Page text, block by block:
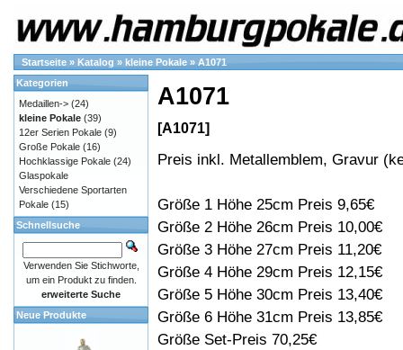
Startseite » Katalog » kleine Pokale » A1071
A1071
[A1071]
Preis inkl. Metallemblem, Gravur
Größe 1 Höhe 25cm Preis 9,65€
Größe 2 Höhe 26cm Preis 10,00€
Größe 3 Höhe 27cm Preis 11,20€
Größe 4 Höhe 29cm Preis 12,15€
Größe 5 Höhe 30cm Preis 13,40€
Größe 6 Höhe 31cm Preis 13,85€
Größe Set-Preis 70,25€
Kategorien
Medaillen-> (24)
kleine Pokale (39)
12er Serien Pokale (9)
Große Pokale (16)
Hochklassige Pokale (24)
Glaspokale
Verschiedene Sportarten
Pokale (15)
Schnellsuche
Verwenden Sie Stichworte,
um ein Produkt zu finden.
erweiterte Suche
Neue Produkte